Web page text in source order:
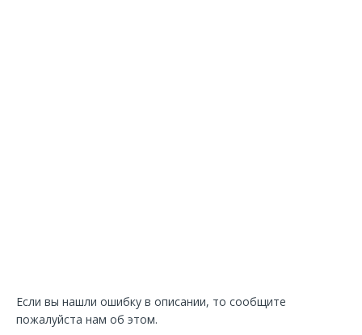
Если вы нашли ошибку в описании, то сообщите
пожалуйста нам об этом.